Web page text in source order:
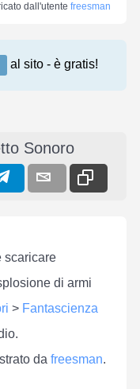
dall'utente freesman
al sito - è gratis!
Sonoro
scaricare
di armi
> Fantascienza
da freesman.